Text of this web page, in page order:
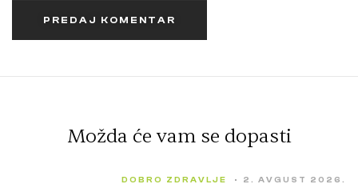
PREDAJ KOMENTAR
Možda će vam se dopasti
2. AVGUST 2026.
DOBRO ZDRAVLJE